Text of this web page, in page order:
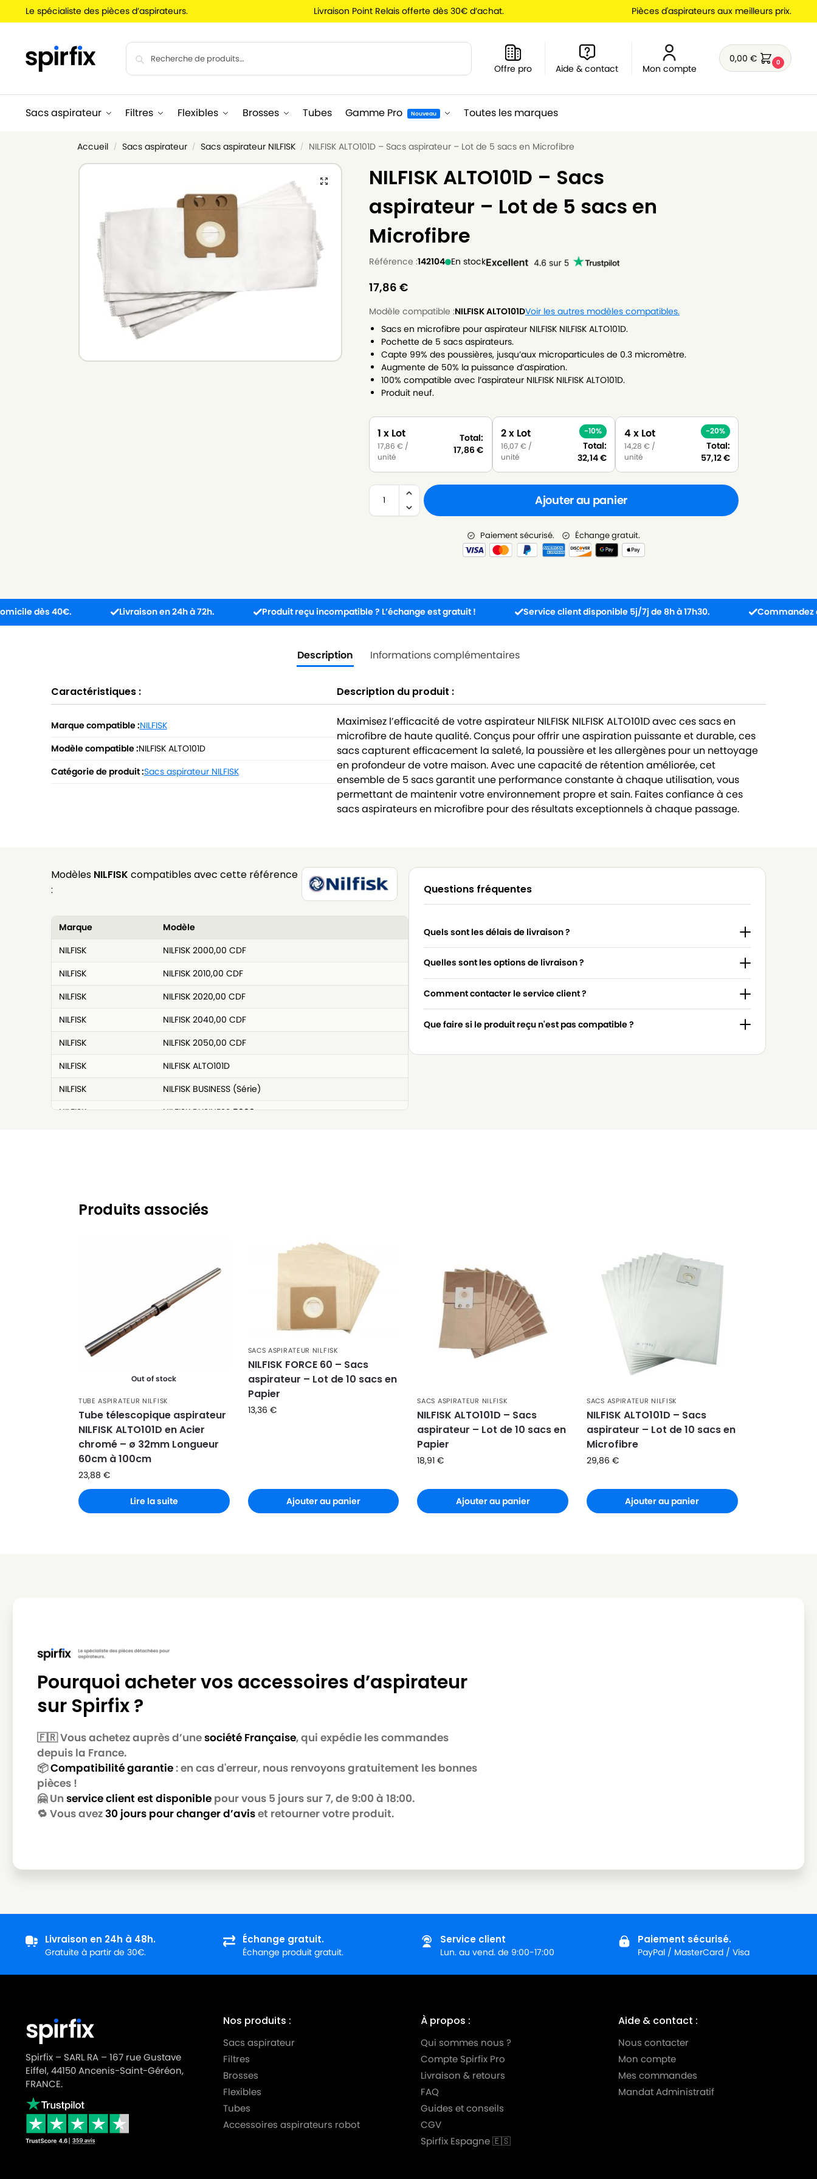
Le spécialiste des pièces d’aspirateurs. Livraison Point Relais offerte dès 30€ d’achat. Pièces d'aspirateurs aux meilleurs prix.
Offre pro Aide & contact Mon compte
0,00€ 0
Sacs aspirateur Filtres Flexibles Brosses Tubes Gamme Pro Nouveau Toutes les marques
Accueil / Sacs aspirateur / Sacs aspirateur NILFISK / NILFISK ALTO101D – Sacs aspirateur – Lot de 5 sacs en Microfibre
NILFISK ALTO101D – Sacs
aspirateur – Lot de 5 sacs en
Microfibre
Référence :142104 En stock
17,86 €
Modèle compatible :NILFISK ALTO101DVoir les autres modèles compatibles.
Sacs en microfibre pour aspirateur NILFISK NILFISK ALTO101D.
Pochette de 5 sacs aspirateurs.
Capte 99% des poussières, jusqu’aux microparticules de 0.3 micromètre.
Augmente de 50% la puissance d’aspiration.
100% compatible avec l’aspirateur NILFISK NILFISK ALTO101D.
Produit neuf.
1 x Lot
17,86€ /
unité
Total:
17,86€
2 x Lot
16,07€ /
unité
-10%
Total:
32,14€
4 x Lot
14,28 € /
unité
-20%
Total:
57,12€
Ajouter au panier
Paiement sécurisé. Échange gratuit.
40€. Livraison en 24h à 72h. Produit reçu incompatible ? L’échange est gratuit ! Service client disponible 5j/7j de 8h à 17h30. Commandez avant
Description Informations complémentaires
Caractéristiques :
Marque compatible :NILFISK
Modèle compatible :NILFISK ALTO101D
Catégorie de produit :Sacs aspirateur NILFISK
Description du produit :
Maximisez l’efficacité de votre aspirateur NILFISK NILFISK ALTO101D avec ces sacs en
microfibre de haute qualité. Conçus pour offrir une aspiration puissante et durable, ces
sacs capturent efficacement la saleté, la poussière et les allergènes pour un nettoyage
en profondeur de votre maison. Avec une capacité de rétention améliorée, cet
ensemble de 5 sacs garantit une performance constante à chaque utilisation, vous
permettant de maintenir votre environnement propre et sain. Faites confiance à ces
sacs aspirateurs en microfibre pour des résultats exceptionnels à chaque passage.
Modèles NILFISK compatibles avec cette référence
:
Marque
Modèle
NILFISK
NILFISK 2000,00 CDF
NILFISK
NILFISK 2010,00 CDF
NILFISK
NILFISK 2020,00 CDF
NILFISK
NILFISK 2040,00 CDF
NILFISK
NILFISK 2050,00 CDF
NILFISK
NILFISK ALTO101D
NILFISK
NILFISK BUSINESS (Série)
NILFISK
NILFISK BUSINESS 5000
NILFISK
NILFISK CDB 3020
NILFISK CDB 3050
NILFISK CDB 3055
NILFISK
NILFISK FAMILY (Série)
NILFISK
NILFISK FAMILY 4000
NILFISK
NILFISK FAMILY BASIC
NILFISK
NILFISK
NILFISK
NILFISK GD 1005
NILFISK
NILFISK GDS 1010
NILFISK
NILFISK
NILFISK HDS 1005
NILFISK
NILFISK
NILFISK
NILFISK NB 100
NILFISK
NILFISK
NILFISK VP 300 HEPA 10M
NILFISK
NILFISK VP 300 HEPA 15M
NILFISK
NILFISK
NILFISK VP 600 BASIC
NILFISK
NILFISK VP 600 STD 2
Questions fréquentes
Quels sont les délais de livraison ?
Quelles sont les options de livraison ?
Comment contacter le service client ?
Que faire si le produit reçu n'est pas compatible ?
Produits associés
Out of stock
TUBE ASPIRATEUR NILFISK
Tube télescopique aspirateur
NILFISK ALTO101D en Acier
chromé – ø 32mm Longueur
60cm à 100cm
23,88 €
Lire la suite
SACS ASPIRATEUR NILFISK
NILFISK FORCE 60 – Sacs
aspirateur – Lot de 10 sacs en
Papier
13,36 €
Ajouter au panier
SACS ASPIRATEUR NILFISK
NILFISK ALTO101D – Sacs
aspirateur – Lot de 10 sacs en
Papier
18,91€
Ajouter au panier
SACS ASPIRATEUR NILFISK
NILFISK ALTO101D – Sacs
aspirateur – Lot de 10 sacs en
Microfibre
29,86€
Ajouter au panier
Pourquoi acheter vos accessoires d’aspirateur
sur Spirfix ?
🇫🇷 Vous achetez auprès d’unesociété Française, qui expédie les commandes
depuis la France.
📦Compatibilité garantie: en cas d'erreur, nous renvoyons gratuitement les bonnes
pièces !
🤗 Un service client est disponible pour vous 5 jours sur 7, de 9:00 à 18:00.
🔁 Vous avez30 jours pour changer d’aviset retourner votre produit.
Livraison en 24h à 48h.
Gratuite à partir de 30€.
Échange gratuit.
Échange produit gratuit.
Service client
Lun. au vend. de 9:00-17:00
Paiement sécurisé.
PayPal / MasterCard / Visa
Spirfix – SARL RA – 167 rue Gustave
Eiffel, 44150 Ancenis-Saint-Géréon,
FRANCE.
Nos produits :
Sacs aspirateur
Filtres
Brosses
Flexibles
Tubes
Accessoires aspirateurs robot
À propos :
Qui sommes nous ?
Compte Spirfix Pro
Livraison & retours
FAQ
Guides et conseils
CGV
Spirfix Espagne 🇪🇸
Aide & contact :
Nous contacter
Mon compte
Mes commandes
Mandat Administratif